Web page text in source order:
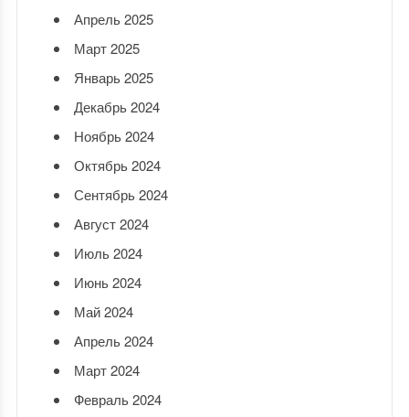
Апрель 2025
Март 2025
Январь 2025
Декабрь 2024
Ноябрь 2024
Октябрь 2024
Сентябрь 2024
Август 2024
Июль 2024
Июнь 2024
Май 2024
Апрель 2024
Март 2024
Февраль 2024